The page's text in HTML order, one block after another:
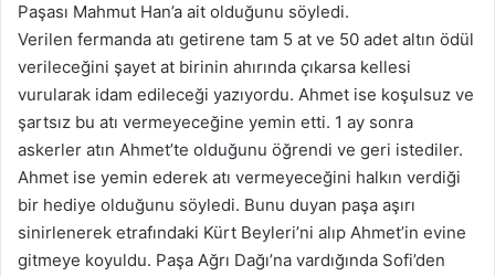
Paşası Mahmut Han’a ait olduğunu söyledi.
Verilen fermanda atı getirene tam 5 at ve 50 adet altın ödül
verileceğini şayet at birinin ahırında çıkarsa kellesi
vurularak idam edileceği yazıyordu. Ahmet ise koşulsuz ve
şartsız bu atı vermeyeceğine yemin etti. 1 ay sonra
askerler atın Ahmet’te olduğunu öğrendi ve geri istediler.
Ahmet ise yemin ederek atı vermeyeceğini halkın verdiği
bir hediye olduğunu söyledi. Bunu duyan paşa aşırı
sinirlenerek etrafındaki Kürt Beyleri’ni alıp Ahmet’in evine
gitmeye koyuldu. Paşa Ağrı Dağı’na vardığında Sofi’den